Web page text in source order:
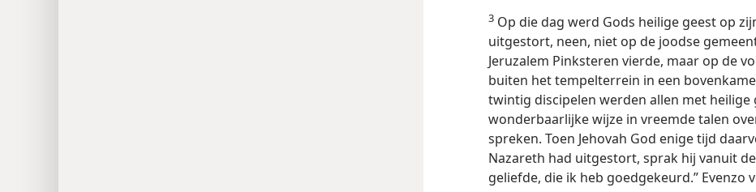
3 Op die dag werd Gods heilige geest op
uitgestort, neen, niet op de joodse
Jeruzalem Pinksteren vierde, maar op de
buiten het tempelterrein in een
twintig discipelen werden allen met heilige
wonderbaarlijke wijze in vreemde talen
spreken. Toen Jehovah God enige tijd
Nazareth had uitgestort, sprak hij vanuit
geliefde, die ik heb goedgekeurd.”